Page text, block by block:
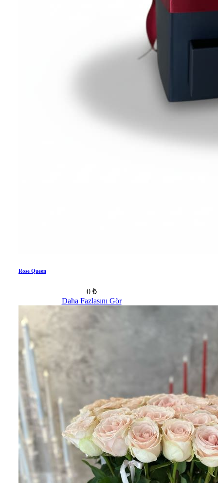
Rose Queen
0 ₺
Daha Fazlasını Gör